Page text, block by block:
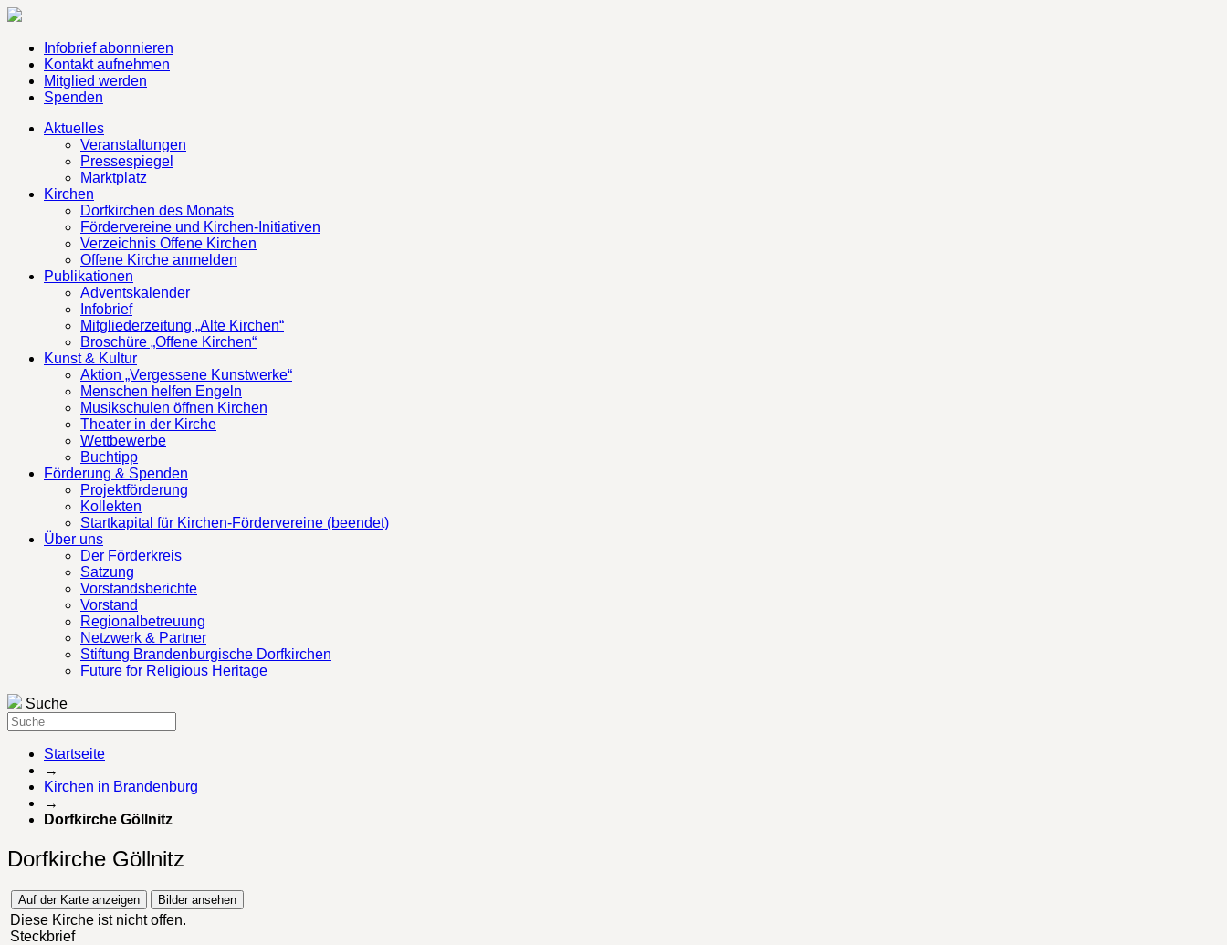
Infobrief abonnieren
Kontakt aufnehmen
Mitglied werden
Spenden
Aktuelles
Veranstaltungen
Pressespiegel
Marktplatz
Kirchen
Dorfkirchen des Monats
Fördervereine und Kirchen-Initiativen
Verzeichnis Offene Kirchen
Offene Kirche anmelden
Publikationen
Adventskalender
Infobrief
Mitgliederzeitung „Alte Kirchen“
Broschüre „Offene Kirchen“
Kunst & Kultur
Aktion „Vergessene Kunstwerke“
Menschen helfen Engeln
Musikschulen öffnen Kirchen
Theater in der Kirche
Wettbewerbe
Buchtipp
Förderung & Spenden
Projektförderung
Kollekten
Startkapital für Kirchen-Fördervereine (beendet)
Über uns
Der Förderkreis
Satzung
Vorstandsberichte
Vorstand
Regionalbetreuung
Netzwerk & Partner
Stiftung Brandenburgische Dorfkirchen
Future for Religious Heritage
Suche
Startseite
→
Kirchen in Brandenburg
→
Dorfkirche Göllnitz
Dorfkirche Göllnitz
Auf der Karte anzeigen Bilder ansehen
Diese Kirche ist nicht offen.
Steckbrief